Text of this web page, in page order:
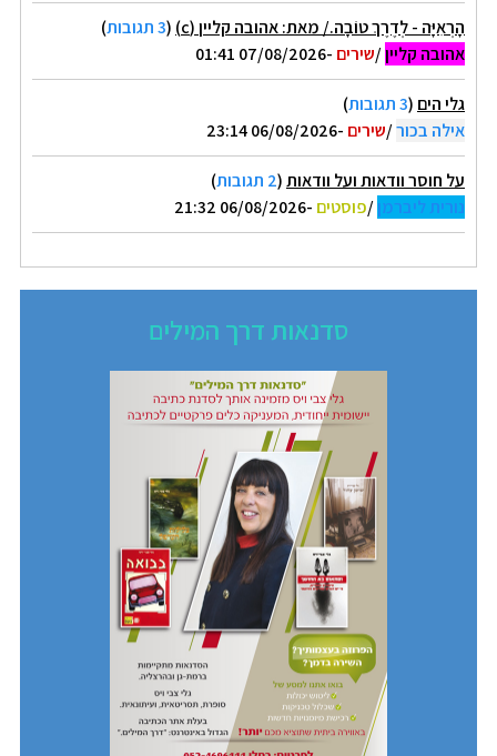
הָרְאִיָּה - לְדֶרֶךְ טוֹבָה./ מאת: אהובה קליין (c) (3 תגובות
)
אהובה קליין/שירים -07/08/2026 01:41
גלי הים (3 תגובות
)
אילה בכור/שירים -06/08/2026 23:14
על חוסר וודאות ועל וודאות(2 תגובות
)
נורית ליברמן/פוסטים -06/08/2026 21:32
סדנאות דרך המילים